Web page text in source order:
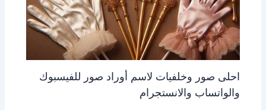
احلى صور وخلفيات لاسم أوراد صور للفيسبوك
والواتساب والانستجرام